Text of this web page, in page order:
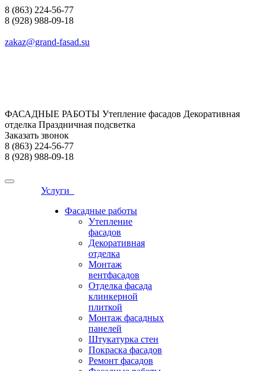
8 (863) 224-56-77
8 (928) 988-09-18
zakaz@grand-fasad.su
ФАСАДНЫЕ РАБОТЫ Утепление фасадов Декоративная
отделка Праздничная подсветка
Заказать звонок
8 (863) 224-56-77
8 (928) 988-09-18
Услуги
Фасадные работы
Утепление
фасадов
Декоративная
отделка
Монтаж
вентфасадов
Отделка фасада
клинкерной
плиткой
Монтаж фасадных
панелей
Штукатурка стен
Покраска фасадов
Ремонт фасадов